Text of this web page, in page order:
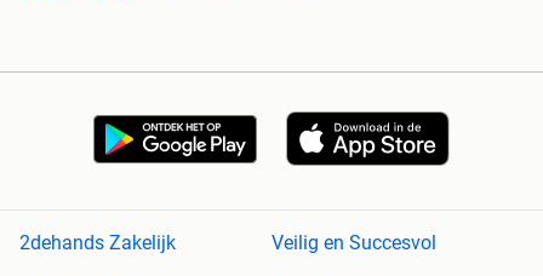
2dehands Zakelijk
Veilig en Succesvol